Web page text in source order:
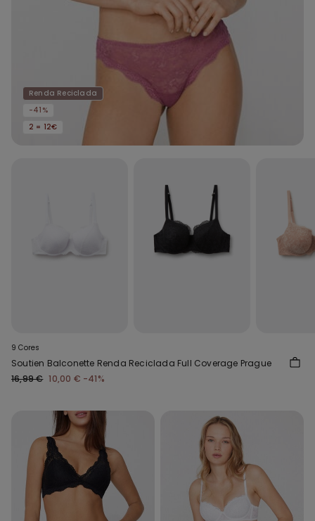
Renda Reciclada
-41%
2 = 12€
9 Cores
Soutien Balconette Renda Reciclada Full Coverage Prague
16,99 € 10,00 € -41%